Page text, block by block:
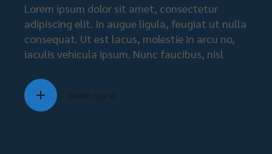
Lorem ipsum dolor sit amet, consectetur
adipiscing elit. In augue ligula, feugiat ut nulla
consequat. Ut est lacus, molestie in arcu no,
iaculis vehicula ipsum. Nunc faucibus, nisl
Read more